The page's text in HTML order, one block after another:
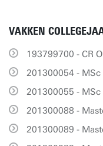
VAKKEN
193799700 - CR
201300054 - MSc
201300055 - MSc
201300088 -
201300089 -